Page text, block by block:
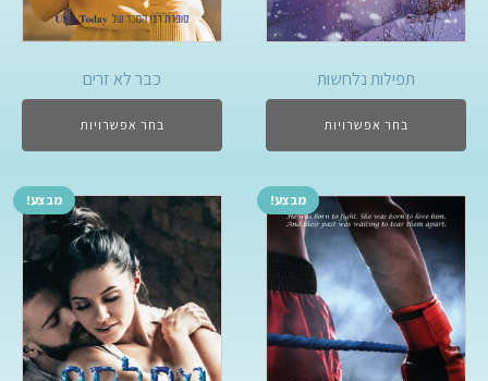
תפילות נלחשות
בחר אפשרויות
כבר לא זרים
בחר אפשרויות
מבצע! מבצע!